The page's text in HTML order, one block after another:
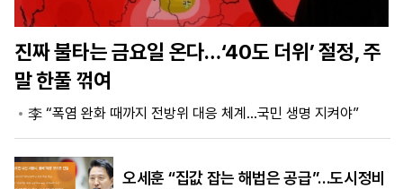
진짜 불타는 금요일 온다…‘40도 더위’ 절정, 주
말 한풀 꺾여
李 “폭염 완화 때까지 전방위 대응 체계…국민 생명 지켜야”
오세훈 “집값 잡는 해법은 공급”…도시정비